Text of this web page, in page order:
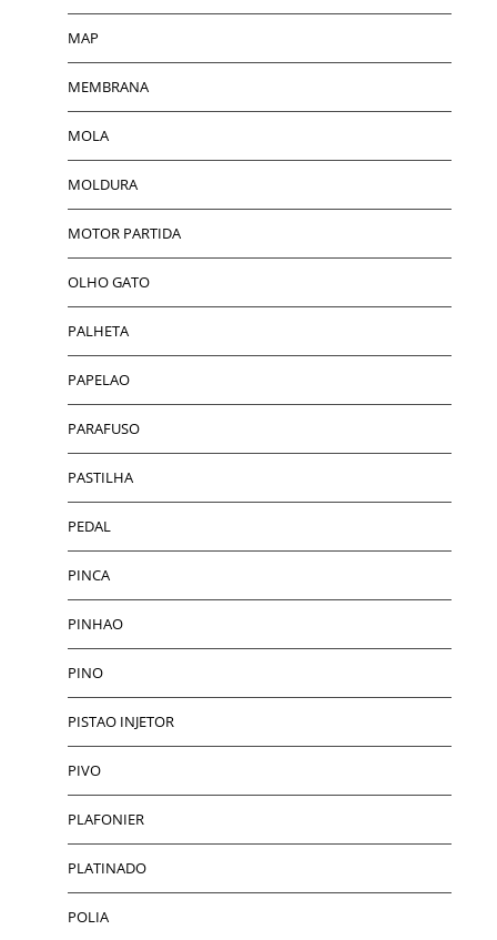
MAP
MEMBRANA
MOLA
MOLDURA
MOTOR PARTIDA
OLHO GATO
PALHETA
PAPELAO
PARAFUSO
PASTILHA
PEDAL
PINCA
PINHAO
PINO
PISTAO INJETOR
PIVO
PLAFONIER
PLATINADO
POLIA